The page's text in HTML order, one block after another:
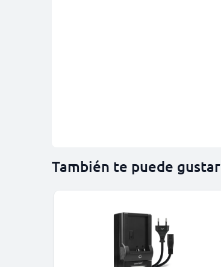
También te puede gustar